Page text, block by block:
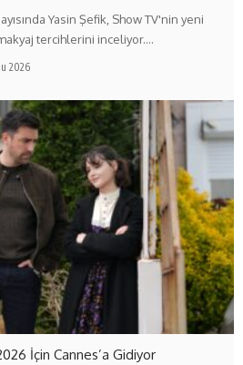
Yasin Şefik, Show TV'nin yeni
tercihlerini inceliyor.…
2026
İçin Cannes’a Gidiyor